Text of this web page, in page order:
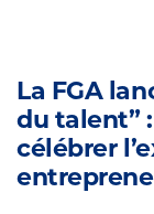
La FGA
du talent”
célébrer